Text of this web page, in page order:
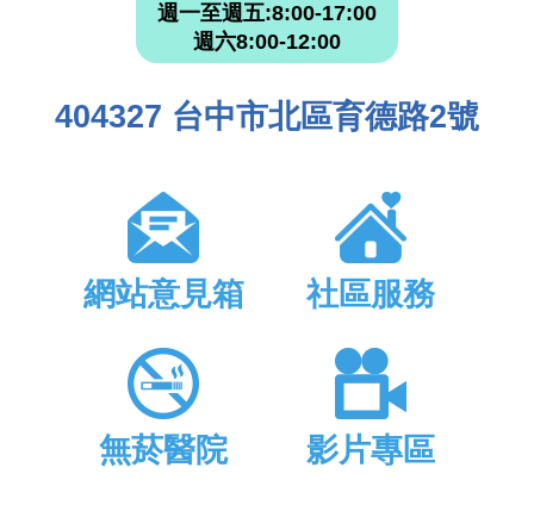
週一至週五:8:00-17:00
週六8:00-12:00
404327 台中市北區育德路2號
網站意見箱 社區服務
無菸醫院 影片專區